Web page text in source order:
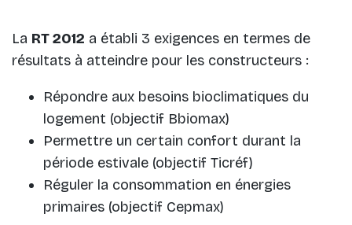
La RT 2012 a établi 3 exigences en termes de
résultats à atteindre pour les constructeurs :
Répondre aux besoins bioclimatiques du
logement (objectif Bbiomax)
Permettre un certain confort durant la
période estivale (objectif Ticréf)
Réguler la consommation en énergies
primaires (objectif Cepmax)